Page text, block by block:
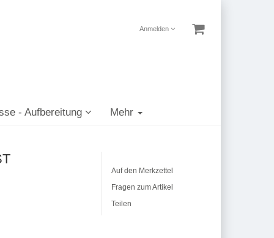
Anmelden
- Aufbereitung Mehr
Auf den Merkzettel
Fragen zum Artikel
Teilen